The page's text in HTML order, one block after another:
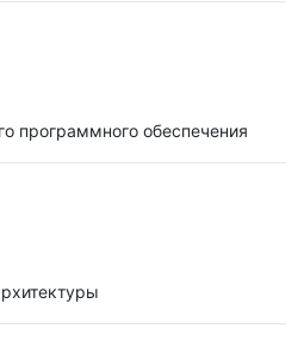
программного обеспечения